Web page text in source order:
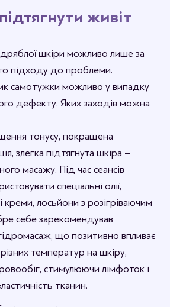
живіт
шкіри можливо лише за
підходу до проблеми.
самотужки можливо у випадку
дефекту. Яких заходів можна
тонусу, покращена
злегка підтягнута шкіра –
масажу. Під час сеансів
спеціальні олії,
креми, лосьйони з розігріваючим
себе зарекомендував
що позитивно впливає
температур на шкіру,
стимулюючи лімфоток і
тканин.